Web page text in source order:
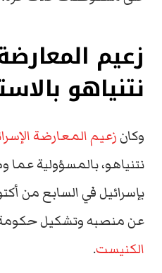
زعيم
نتنياهو
وكانزعيم المعارضة
نتنياهو، بالمسؤولية عما
بإسرائيل في السابع من
عن منصبه وتشكيل
الكنيست.